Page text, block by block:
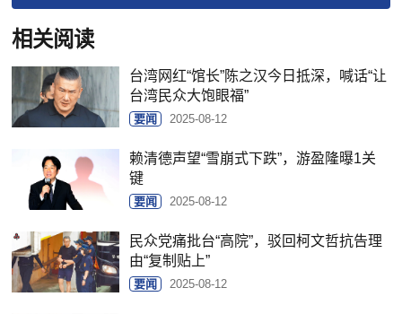
相关阅读
台湾网红“馆长”陈之汉今日抵深，喊话“让
台湾民众大饱眼福”
要闻 2025-08-12
赖清德声望“雪崩式下跌”，游盈隆曝1关
键
要闻 2025-08-12
民众党痛批台“高院”，驳回柯文哲抗告理
由“复制贴上”
要闻 2025-08-12